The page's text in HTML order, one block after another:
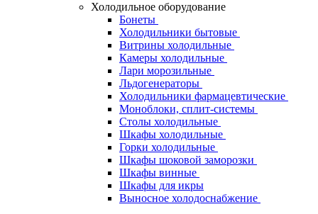
Холодильное оборудование
Бонеты
Холодильники бытовые
Витрины холодильные
Камеры холодильные
Лари морозильные
Льдогенераторы
Холодильники фармацевтические
Моноблоки, сплит-системы
Столы холодильные
Шкафы холодильные
Горки холодильные
Шкафы шоковой заморозки
Шкафы винные
Шкафы для икры
Выносное холодоснабжение